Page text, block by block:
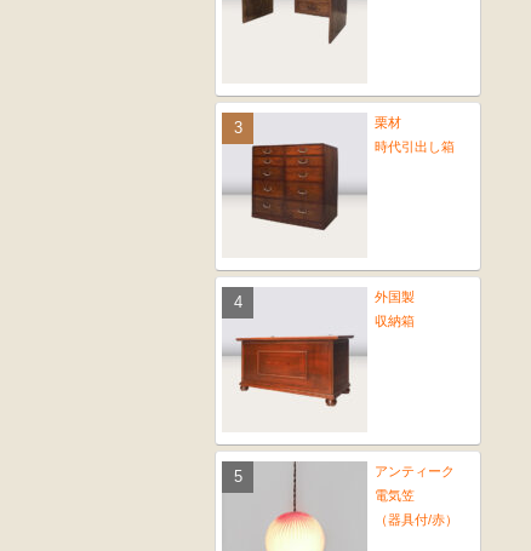
栗材
時代引出し箱
外国製
収納箱
アンティーク
電気笠
（器具付/赤）